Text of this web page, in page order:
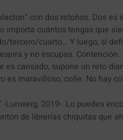
con dos retoños. Dos es
importa cuántos tengas que
tercero/cuarto… Y luego, si
y no escupas. Contención.
es cansado, supone un reto
es maravilloso, coñe. No hay
Lunwerg, 2019-. Lo puedes
de librerías chiquitas que